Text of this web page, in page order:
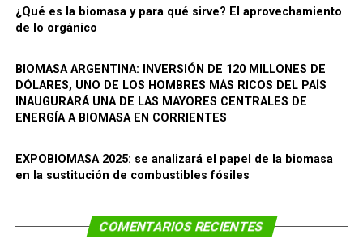
¿Qué es la biomasa y para qué sirve? El aprovechamiento
de lo orgánico
BIOMASA ARGENTINA: INVERSIÓN DE 120 MILLONES DE
DÓLARES, UNO DE LOS HOMBRES MÁS RICOS DEL PAÍS
INAUGURARÁ UNA DE LAS MAYORES CENTRALES DE
ENERGÍA A BIOMASA EN CORRIENTES
EXPOBIOMASA 2025: se analizará el papel de la biomasa
en la sustitución de combustibles fósiles
COMENTARIOS RECIENTES